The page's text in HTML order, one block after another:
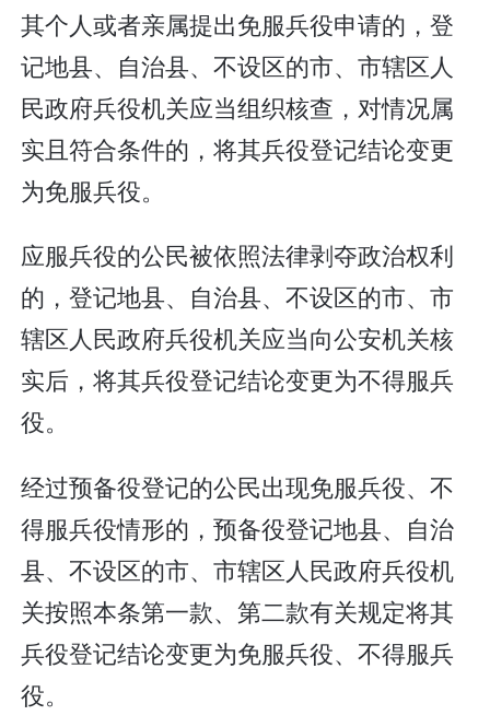
其个人或者亲属提出免服兵役申请的，登
记地县、自治县、不设区的市、市辖区人
民政府兵役机关应当组织核查，对情况属
实且符合条件的，将其兵役登记结论变更
为免服兵役。
应服兵役的公民被依照法律剥夺政治权利
的，登记地县、自治县、不设区的市、市
辖区人民政府兵役机关应当向公安机关核
实后，将其兵役登记结论变更为不得服兵
役。
经过预备役登记的公民出现免服兵役、不
得服兵役情形的，预备役登记地县、自治
县、不设区的市、市辖区人民政府兵役机
关按照本条第一款、第二款有关规定将其
兵役登记结论变更为免服兵役、不得服兵
役。